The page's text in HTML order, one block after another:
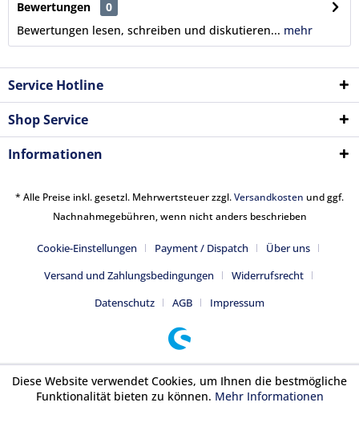
Bewertungen
0
Bewertungen lesen, schreiben und diskutieren... mehr
Service Hotline
Shop Service
Informationen
* Alle Preise inkl. gesetzl. Mehrwertsteuer zzgl.Versandkosten und ggf.
Nachnahmegebühren, wenn nicht anders beschrieben
Cookie-Einstellungen Payment / Dispatch
Über uns
Versand und Zahlungsbedingungen
Widerrufsrecht
Datenschutz
AGB Impressum
Diese Website verwendet Cookies, um Ihnen die bestmögliche
Funktionalität bieten zu können. Mehr Informationen